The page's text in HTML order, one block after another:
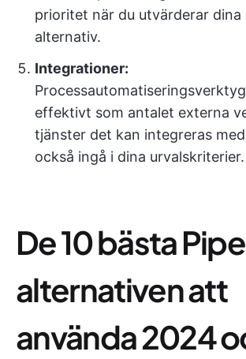
prioritet när du utvärderar dina
alternativ.
Integrationer:
effektivt som antalet externa
tjänster det kan integreras
också ingå i dina urvalskriterier.
De 10 bästa
alternativen att
använda 2024